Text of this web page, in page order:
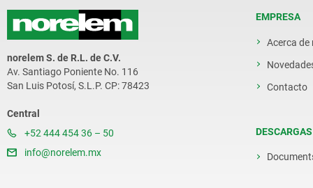
norelem S. de R.L. de C.V.
Av. Santiago Poniente No. 116
San Luis Potosí, S.L.P. CP: 78423
Central
+52 444 454 36 – 50
info@norelem.mx
EMPRESA
Acerca
Contacto
DESCARGAS